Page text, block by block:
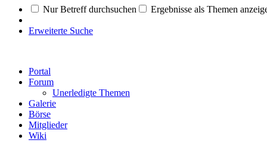
Nur Betreff durchsuchen Ergebnisse als Themen
Erweiterte Suche
Portal
Forum
Unerledigte Themen
Galerie
Börse
Mitglieder
Wiki